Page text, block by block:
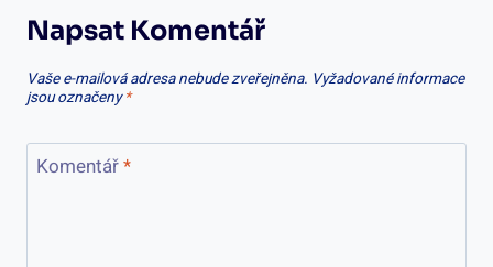
Napsat Komentář
Vaše e-mailová adresa nebude zveřejněna. Vyžadované informace
jsou označeny*
Komentář*